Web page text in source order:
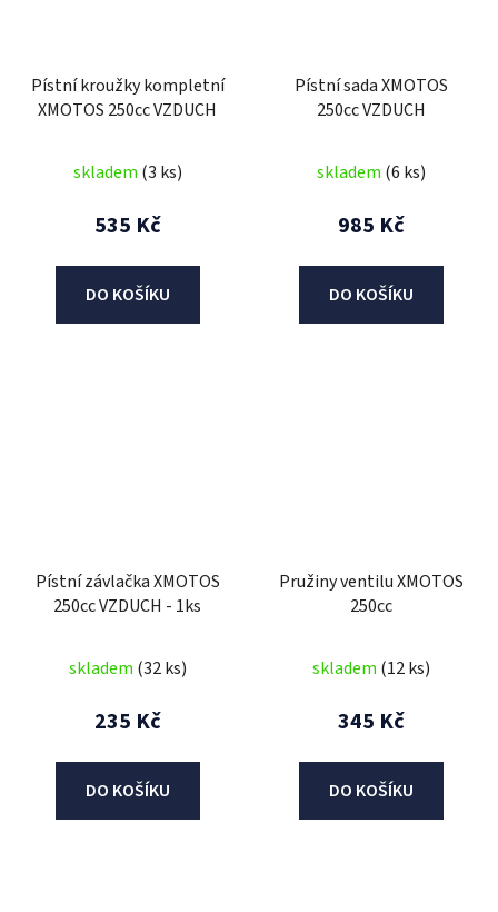
Pístní kroužky kompletní
XMOTOS 250cc VZDUCH
skladem (3 ks)
535 Kč
DO KOŠÍKU
Pístní sada XMOTOS
250cc VZDUCH
skladem (6 ks)
985 Kč
DO KOŠÍKU
Pístní závlačka XMOTOS
250cc VZDUCH - 1ks
skladem (32 ks)
235 Kč
DO KOŠÍKU
Pružiny ventilu XMOTOS
250cc
skladem (12 ks)
345 Kč
DO KOŠÍKU